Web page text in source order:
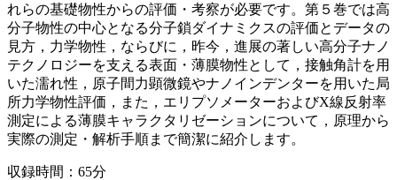
れらの基礎物性からの評価・考察が必要です。第５巻では高
分子物性の中心となる分子鎖ダイナミクスの評価とデータの
見方，力学物性，ならびに，昨今，進展の著しい高分子ナノ
テクノロジーを支える表面・薄膜物性として，接触角計を用
いた濡れ性，原子間力顕微鏡やナノインデンターを用いた局
所力学物性評価，また，エリプソメーターおよびX線反射率
測定による薄膜キャラクタリゼーションについて，原理から
実際の測定・解析手順まで簡潔に紹介します。
収録時間：65分